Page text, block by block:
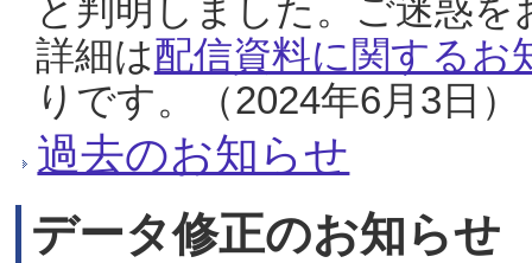
と判明しました。ご迷惑
詳細は配信資料に関するお
りです。（2024年6月3日）
過去のお知らせ
データ修正のお知らせ